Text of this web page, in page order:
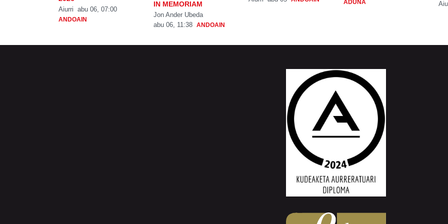
Aiurri abu 06, 07:00
ANDOAIN
IN MEMORIAM
Jon Ander Ubeda
abu 06, 11:38 ANDOAIN
ADUNA